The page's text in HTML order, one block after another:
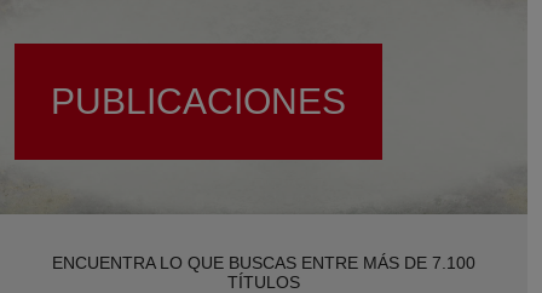
PUBLICACIONES
ENCUENTRA LO QUE BUSCAS ENTRE MÁS DE 7.100
TÍTULOS